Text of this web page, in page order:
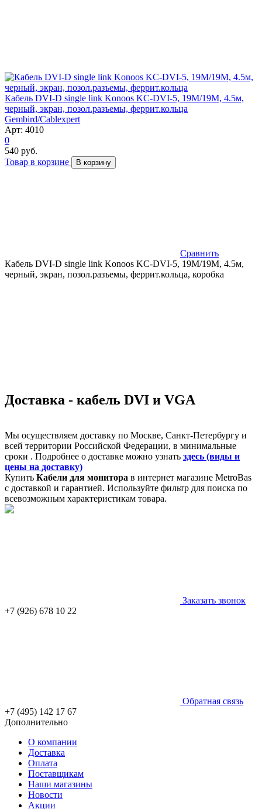
Кабель DVI-D single link Konoos KC-DVI-5, 19M/19M, 4.5м,
черный, экран, позол.разъемы, феррит.кольца
Gembird/Cablexpert
Арт: 4010
0
540 руб.
Товар в корзине
В корзину
Сравнить
Кабель DVI-D single link Konoos KC-DVI-5, 19M/19M, 4.5м,
черный, экран, позол.разъемы, феррит.кольца, коробка
Доставка - кабель DVI и VGA
Мы осуществляем доставку по Москве, Санкт-Петербургу и
всей территории Российской Федерации, в минимальные
сроки . Подробнее о доставке можно узнать здесь (виды и
цены на доставку)
Купить Кабели для монитора в интернет магазине MetroBas
с доставкой и гарантией. Используйте фильтр для поиска по
всевозможным характеристикам товара.
Заказать звонок
+7 (926) 678 10 22
Обратная связь
+7 (495) 142 17 67
Дополнительно
О компании
Доставка
Оплата
Поставщикам
Наши магазины
Новости
Акции